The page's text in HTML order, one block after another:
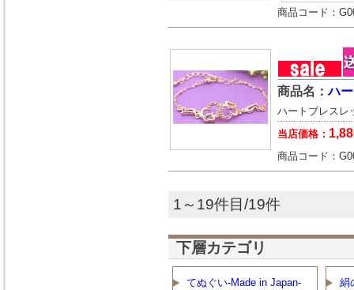
商品コード：
商品名：ハ
ハートブレスレ
当店価格：
商品コード：
1～19件目/19件
下層カテゴリ
てぬぐい-Made in Japan- 絹